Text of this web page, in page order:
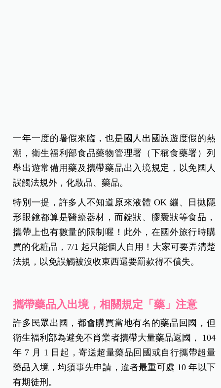
一年一度的暑假來臨，也是國人出國旅遊度假的熱
潮，衛生福利部食品藥物管理署（下稱食藥署）列
舉出遊常備用藥及攜帶藥品出入境規定，以免國人
誤觸法規外，化妝品、藥品。
特別一提，許多人不知道原來液體 OK 繃、日拋隱
形眼鏡都算是醫療器材，而錠狀、膠囊狀等食品，
攜帶上也有數量的限制喔！此外，在國外旅行時購
買的化粧品，7/1 起只能個人自用！大家可要弄清楚
法規，以免誤觸被沒收東西還要罰款得不償失。
攜帶藥品入出境，相關規定「藥」注意
許多民眾出國，都會購買當地有名的藥品回國，但
衛生福利部為避免不肖業者攜帶大量藥品返國， 104
年 7 月 1 日起，寄送超量藥品回國或自行攜帶超量
藥品入境，均須事先申請，違者最重可處 10 年以下
有期徒刑。